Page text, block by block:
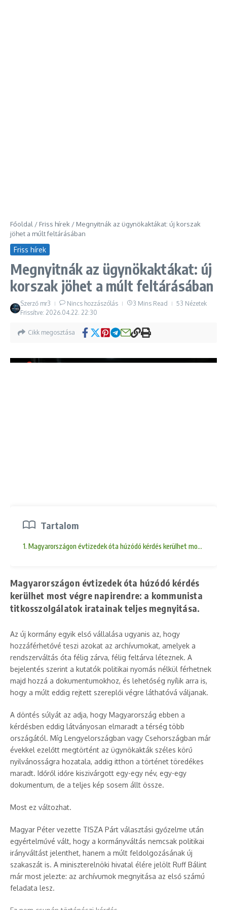
Főoldal / Friss hírek / Megnyitnák az ügynökaktákat: új korszak
jöhet a múlt feltárásában
Friss hírek
Megnyitnák az ügynökaktákat: új
korszak jöhet a múlt feltárásában
Szerző mr3 Nincs hozzászólás 3 Mins Read
53 Nézetek
Frissítve: 2026.04.22. 22:30
Cikk megosztása
Tartalom
1. Magyarországon évtizedek óta húzódó kérdés kerülhet most
Magyarországon évtizedek óta húzódó kérdés
kerülhet most végre napirendre: a kommunista
titkosszolgálatok iratainak teljes megnyitása.
Az új kormány egyik első vállalása ugyanis az, hogy
hozzáférhetővé teszi azokat az archívumokat, amelyek a
rendszerváltás óta félig zárva, félig feltárva léteznek. A
bejelentés szerint a kutatók politikai nyomás nélkül férhetnek
majd hozzá a dokumentumokhoz, és lehetőség nyílik arra is,
hogy a múlt eddig rejtett szereplői végre láthatóvá váljanak.
A döntés súlyát az adja, hogy Magyarország ebben a
kérdésben eddig látványosan elmaradt a térség több
országától. Míg Lengyelországban vagy Csehországban már
évekkel ezelőtt megtörtént az ügynökakták széles körű
nyilvánosságra hozatala, addig itthon a történet töredékes
maradt. Időről időre kiszivárgott egy-egy név, egy-egy
dokumentum, de a teljes kép sosem állt össze.
Most ez változhat.
Magyar Péter vezette TISZA Párt választási győzelme után
egyértelművé vált, hogy a kormányváltás nemcsak politikai
irányváltást jelenthet, hanem a múlt feldolgozásának új
szakaszát is. A miniszterelnöki hivatal élére jelölt Ruff Bálint
már most jelezte: az archívumok megnyitása az első számú
feladata lesz.